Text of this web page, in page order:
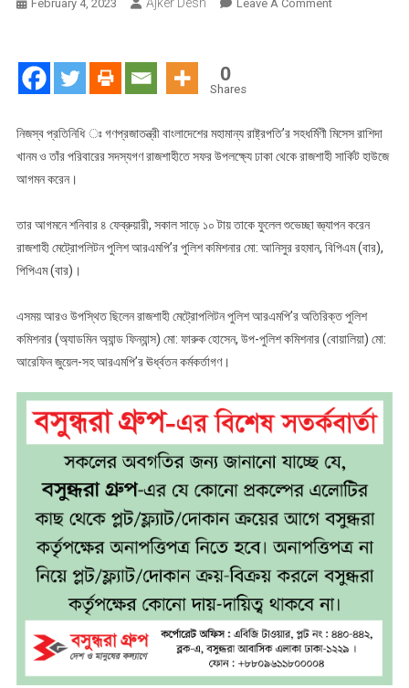
February 4, 2023 Leave A Comment
কমিশনারের
ফুলেল
0
Shares
নিজস্ব প্রতিনিধি ঃ গণপ্রজাতন্ত্রী বাংলাদেশের মহামান্য রাষ্ট্রপতি’র সহধর্মিণী মিসেস রাশিদা
খানম ও তাঁর পরিবারের সদস্যগণ রাজশাহীতে সফর উপলক্ষ্যে ঢাকা থেকে রাজশাহী সার্কিট হাউজে
আগমন করেন।
তার আগমনে শনিবার ৪ ফেব্রুয়ারী, সকাল সাড়ে ১০ টায় তাকে ফুলেল শুভেচ্ছা জ্ঞ্যাপন করেন
রাজশাহী মেট্রোপলিটন পুলিশ আরএমপি’র পুলিশ কমিশনার মো: আনিসুর রহমান, বিপিএম (বার),
পিপিএম (বার)।
এসময় আরও উপস্থিত ছিলেন রাজশাহী মেট্রোপলিটন পুলিশ আরএমপি’র অতিরিক্ত পুলিশ
কমিশনার (অ্যাডমিন অ্যান্ড ফিন্যান্স) মো: ফারুক হোসেন, উপ-পুলিশ কমিশনার (বোয়ালিয়া) মো:
আরেফিন জুয়েল-সহ আরএমপি’র ঊর্ধ্বতন কর্মকর্তাগণ।